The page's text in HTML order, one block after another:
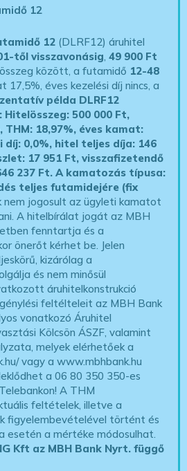
12
12 (DLRF12) áruhitel
től visszavonásig,49 900 Ft
között, a futamidő 12-48
17,5%, éves kezelési díj nincs, a
példa DLRF12
500 000 Ft,
18,97%, éves kamat:
díj: 0,0%, hitel teljes díja: 146
17 951 Ft, visszafizetendő
237 Ft.A kamatozás típusa:
teljes futamidejére (fix
nem jogosult az ügyleti kamatot
A hitelbírálat jogát az MBH
fenntartja és a
önerőt kérhet be. Jelen
kizárólag a
és nem minősül
áruhitelkonstrukció
feltélteleit az MBH Bank
vonatkozó Áruhitel
Kölcsön ÁSZF, valamint
melyek elérhetőek a
vagy a www.mbhbank.hu
a 06 80 350 350-es
A THM
feltételek, illetve a
figyelembevételével történt és
esetén a mértéke módosulhat.
Kft az MBH Bank Nyrt. függő